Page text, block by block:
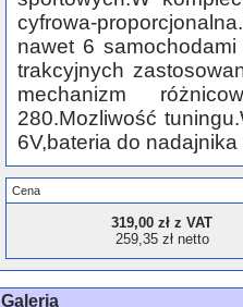
cyfrowa-
nawet 6
trakcyjnych
mechanizm
280.Mozliwość
6V,bateria do
Cena
319,00 zł z VAT
259,35 zł netto
Galeria